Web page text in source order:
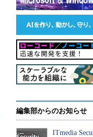
編集部からのお知らせ
ITmedia